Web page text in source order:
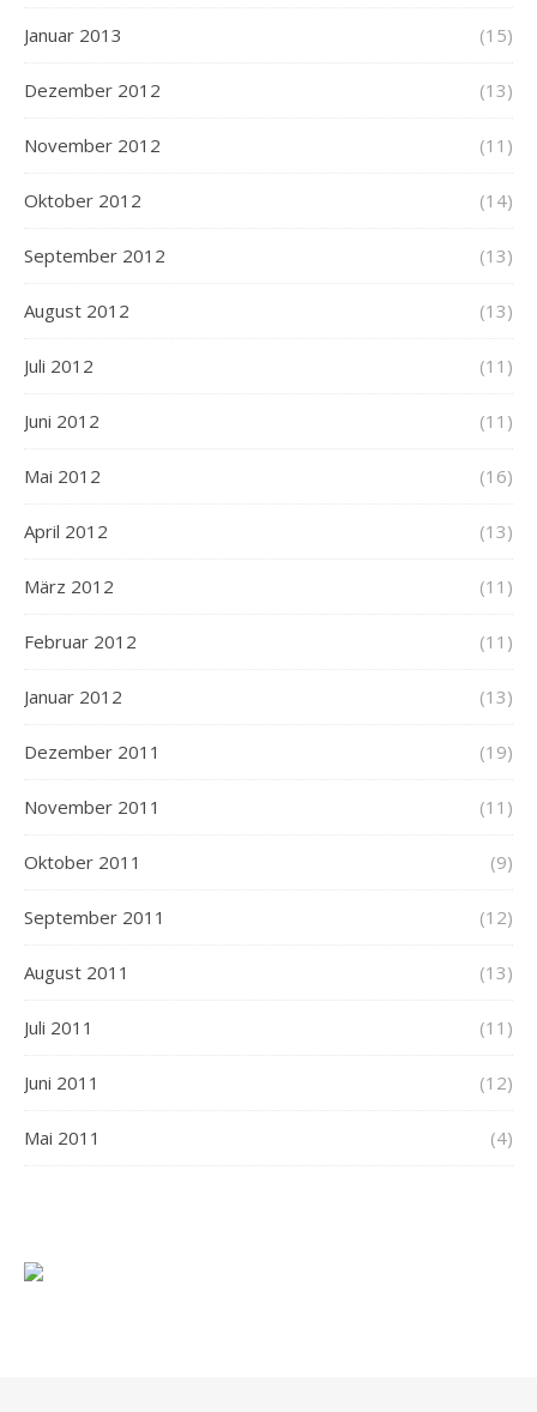
Januar 2013 (15)
Dezember 2012 (13)
November 2012 (11)
Oktober 2012 (14)
September 2012 (13)
August 2012 (13)
Juli 2012 (11)
Juni 2012 (11)
Mai 2012 (16)
April 2012 (13)
März 2012 (11)
Februar 2012 (11)
Januar 2012 (13)
Dezember 2011 (19)
November 2011 (11)
Oktober 2011 (9)
September 2011 (12)
August 2011 (13)
Juli 2011 (11)
Juni 2011 (12)
Mai 2011 (4)